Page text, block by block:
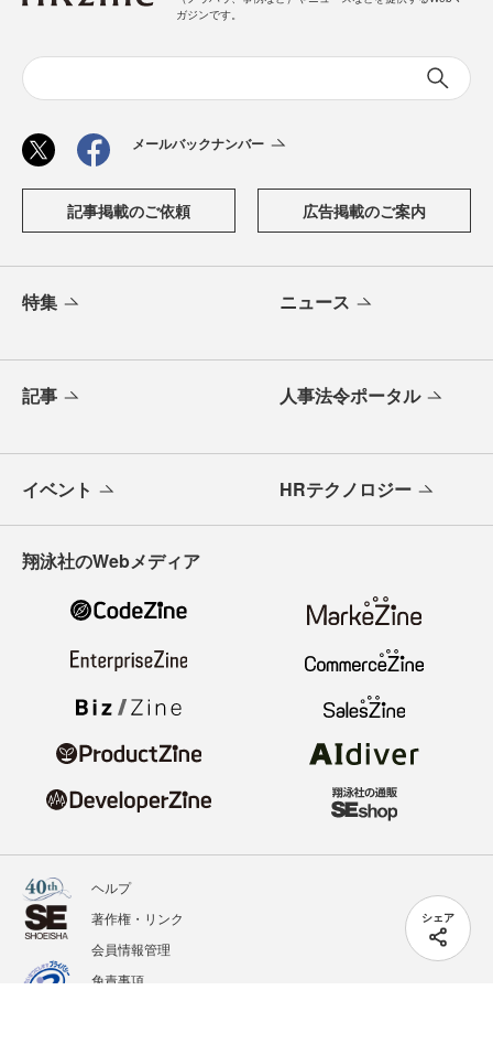
シェア
ガジンです。
メールバックナンバー
記事掲載のご依頼 広告掲載のご案内
特集 ニュース
記事 人事法令ポータル
イベント HRテクノロジー
翔泳社のWebメディア
ヘルプ
著作権・リンク
会員情報管理
免責事項